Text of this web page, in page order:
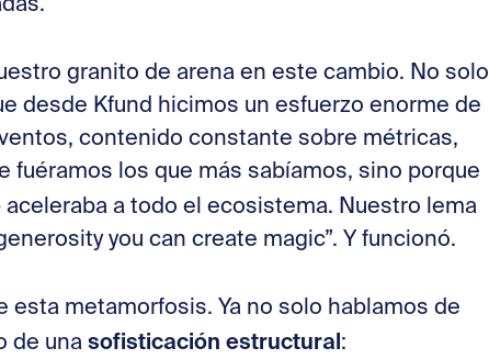
granito de arena en este cambio. No solo
desde Kfund hicimos un esfuerzo enorme de
contenido constante sobre métricas,
fuéramos los que más sabíamos, sino porque
aceleraba a todo el ecosistema. Nuestro lema
you can create magic”. Y funcionó.
esta metamorfosis. Ya no solo hablamos de
de una sofisticación estructural: